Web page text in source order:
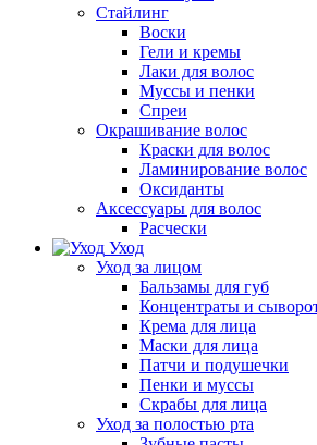
Стайлинг
Воски
Гели и кремы
Лаки для волос
Муссы и пенки
Спреи
Окрашивание волос
Краски для волос
Ламинирование волос
Оксиданты
Аксессуары для волос
Расчески
Уход
Уход за лицом
Бальзамы для губ
Концентраты и
Крема для лица
Маски для лица
Патчи и подушечки
Пенки и муссы
Скрабы для лица
Уход за полостью рта